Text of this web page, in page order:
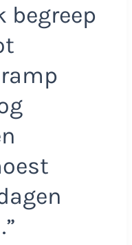
begreep